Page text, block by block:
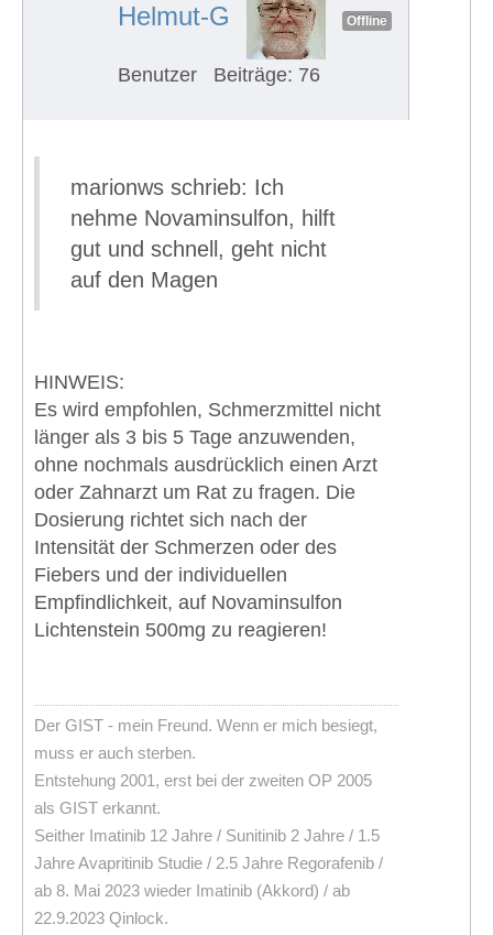
Helmut-G Offline
Benutzer Beiträge: 76
marionws schrieb: Ich
nehme Novaminsulfon, hilft
gut und schnell, geht nicht
auf den Magen
HINWEIS:
Es wird empfohlen, Schmerzmittel nicht
länger als 3 bis 5 Tage anzuwenden,
ohne nochmals ausdrücklich einen Arzt
oder Zahnarzt um Rat zu fragen. Die
Dosierung richtet sich nach der
Intensität der Schmerzen oder des
Fiebers und der individuellen
Empfindlichkeit, auf Novaminsulfon
Lichtenstein 500mg zu reagieren!
Der GIST - mein Freund. Wenn er mich besiegt,
muss er auch sterben.
Entstehung 2001, erst bei der zweiten OP 2005
als GIST erkannt.
Seither Imatinib 12 Jahre / Sunitinib 2 Jahre / 1.5
Jahre Avapritinib Studie / 2.5 Jahre Regorafenib /
ab 8. Mai 2023 wieder Imatinib (Akkord) / ab
22.9.2023 Qinlock.